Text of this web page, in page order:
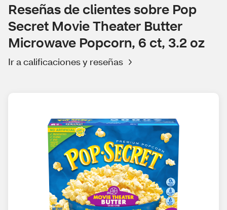
Reseñas de clientes sobre Pop
Secret Movie Theater Butter
Microwave Popcorn, 6 ct, 3.2 oz
Ir a calificaciones y reseñas